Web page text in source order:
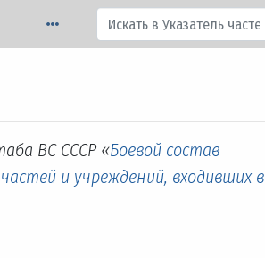
ВС СССР «Боевой состав
и учреждений, входивших в